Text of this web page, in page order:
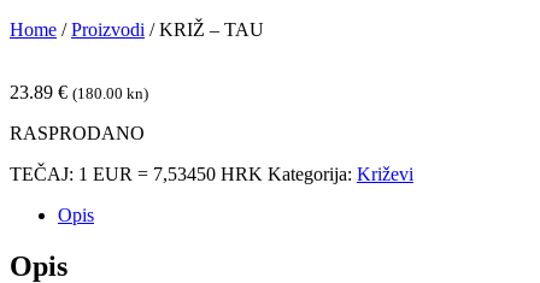
Home / Proizvodi / KRIŽ – TAU
23.89 € (180.00 kn)
RASPRODANO
TEČAJ: 1 EUR = 7,53450 HRK Kategorija: Križevi
Opis
Opis